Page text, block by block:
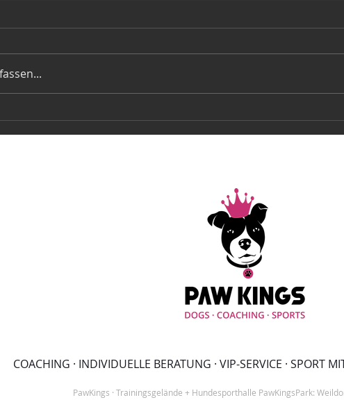
COACHING · INDIVIDUELLE BERATUNG · VIP-SERVICE · SPORT
PawKings · Trainingsgelände + Hundesporthalle PawKingsPark: